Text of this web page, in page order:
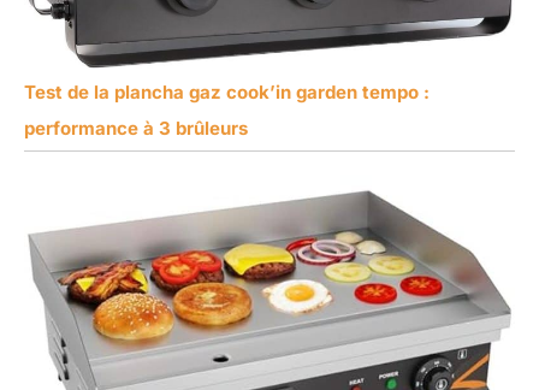
Test de la plancha gaz cook’in garden tempo :
performance à 3 brûleurs